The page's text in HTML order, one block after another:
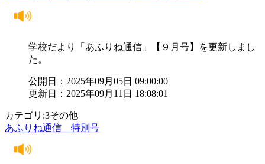
学校だより「あふりね通信」【９月号】を更新しまし
た。
公開日：2025年09月05日 09:00:00
更新日：2025年09月11日 18:08:01
カテゴリ:3その他
あふりね通信 特別号